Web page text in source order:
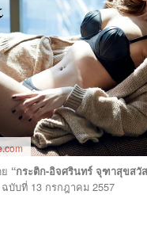
“กระติก-อิจศรินทร์ จุฑาสุขสวั
บับที่ 13 กรกฎาคม 2557